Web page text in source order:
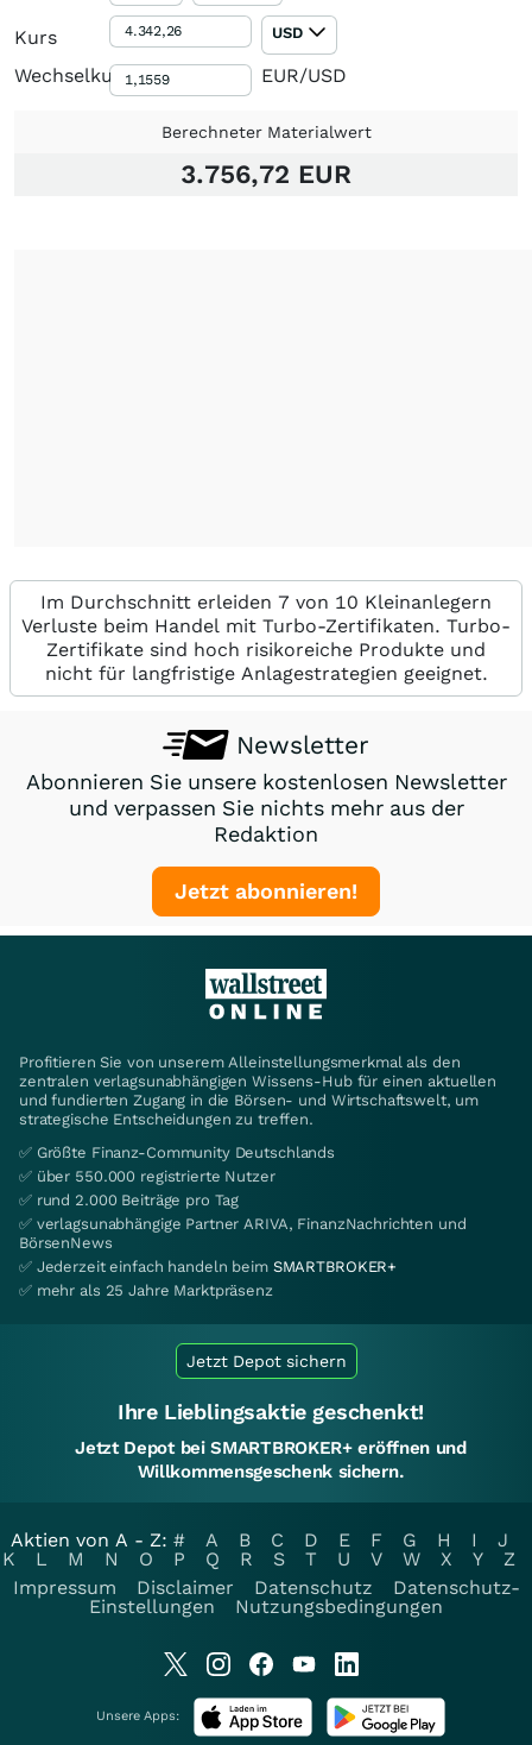
Kurs USD
Wechselkurs EUR/USD
Berechneter Materialwert
3.756,72 EUR
Im Durchschnitt erleiden 7 von 10 Kleinanlegern
Verluste beim Handel mit Turbo-Zertifikaten. Turbo-
Zertifikate sind hoch risikoreiche Produkte und
nicht für langfristige Anlagestrategien geeignet.
Newsletter
Abonnieren Sie unsere kostenlosen Newsletter
und verpassen Sie nichts mehr aus der
Redaktion
Jetzt abonnieren!
Profitieren Sie von unserem Alleinstellungsmerkmal als den
zentralen verlagsunabhängigen Wissens-Hub für einen aktuellen
und fundierten Zugang in die Börsen- und Wirtschaftswelt, um
strategische Entscheidungen zu treffen.
✅ Größte Finanz-Community Deutschlands
✅ über 550.000 registrierte Nutzer
✅ rund 2.000 Beiträge pro Tag
✅ verlagsunabhängige Partner ARIVA, FinanzNachrichten und
BörsenNews
✅ Jederzeit einfach handeln beim SMARTBROKER+
✅ mehr als 25 Jahre Marktpräsenz
Jetzt Depot sichern
Ihre Lieblingsaktie geschenkt!
Jetzt Depot bei SMARTBROKER+ eröffnen und
Willkommensgeschenk sichern.
Aktien von A - Z: # A B C D E F G H I
J
K
L M N O P Q R S T U V W X Y
Z
Impressum
Disclaimer Datenschutz
Datenschutz-
Einstellungen
Nutzungsbedingungen
Unsere Apps: